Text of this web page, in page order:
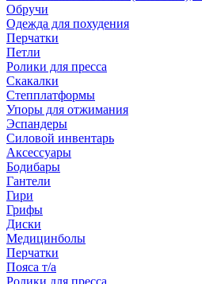
Обручи
Одежда для похудения
Перчатки
Петли
Ролики для пресса
Скакалки
Степплатформы
Упоры для отжимания
Эспандеры
Силовой инвентарь
Аксессуары
Бодибары
Гантели
Гири
Грифы
Диски
Медицинболы
Перчатки
Пояса т/а
Ролики для пресса